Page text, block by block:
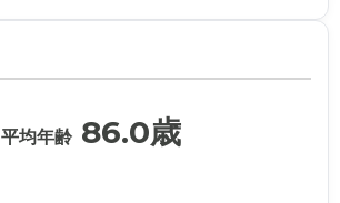
平均年齢 86.0歳